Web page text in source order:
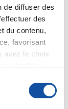
de diffuser des
des
du contenu,
favorisant
avez le choix
aux